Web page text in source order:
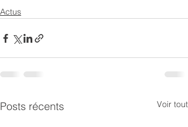
Actus
Posts récents Voir tout